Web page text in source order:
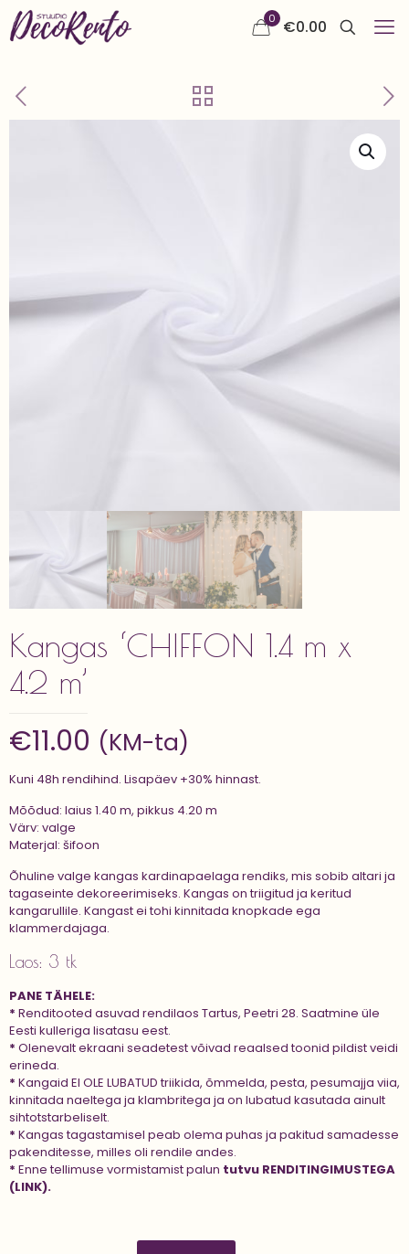
0 €0.00
Kangas ‘CHIFFON 1.4 m x
4.2 m’
€11.00 (KM-ta)
Kuni 48h rendihind. Lisapäev +30% hinnast.
Mõõdud: laius 1.40 m, pikkus 4.20 m
Värv: valge
Materjal: šifoon
Õhuline valge kangas kardinapaelaga rendiks, mis sobib altari ja
tagaseinte dekoreerimiseks. Kangas on triigitud ja keritud
kangarullile. Kangast ei tohi kinnitada knopkade ega
klammerdajaga.
Laos: 3 tk
PANE TÄHELE:
* Renditooted asuvad rendilaos Tartus, Peetri 28. Saatmine üle
Eesti kulleriga lisatasu eest.
* Olenevalt ekraani seadetest võivad reaalsed toonid pildist veidi
erineda.
* Kangaid EI OLE LUBATUD triikida, õmmelda, pesta, pesumajja viia,
kinnitada naeltega ja klambritega ja on lubatud kasutada ainult
sihtotstarbeliselt.
* Kangas tagastamisel peab olema puhas ja pakitud samadesse
pakenditesse, milles oli rendile andes.
* Enne tellimuse vormistamist palun tutvu RENDITINGIMUSTEGA
(LINK).